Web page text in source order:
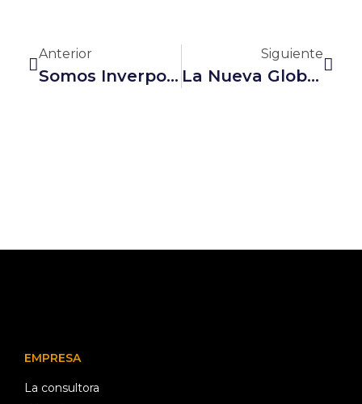
Anterior
Somos Inverpoint Argentina
Siguiente
La Nueva Globalización: Los Competidores De Antes Son Los Colaboradores De Ahora
EMPRESA
La consultora